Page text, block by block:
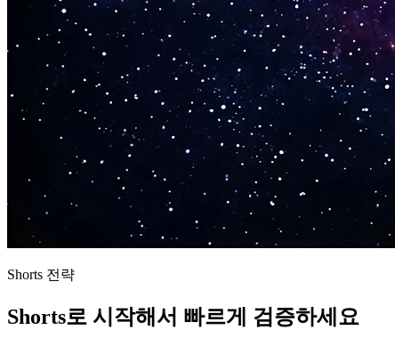
Shorts 전략
Shorts로 시작해서 빠르게 검증하세요